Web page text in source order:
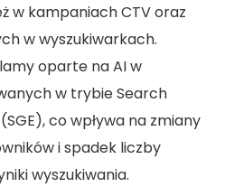
w kampaniach CTV oraz
w wyszukiwarkach.
oparte na AI w
w trybie Search
co wpływa na zmiany
i spadek liczby
wyszukiwania.